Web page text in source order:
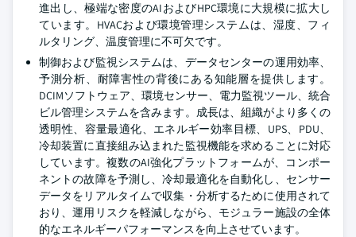
進出し、極端な密度のAIおよびHPC環境に大規模に拡大し
ています。HVACおよび環境管理システムは、湿度、フィ
ルタリング、温度管理に不可欠です。
制御および監視システムは、データセンターの運用効率、
予測分析、耐障害性の背後にある知能層を提供します。
DCIMソフトウェア、環境センサー、電力監視ツール、統合
ビル管理システムを含みます。成長は、組織がより多くの
透明性、容量最適化、エネルギー効率目標、UPS、PDU、
冷却装置に直接組み込まれた監視機能を求めることに対応
しています。複数のAI強化プラットフォームが、コンポー
ネントの故障を予測し、冷却最適化を自動化し、センサー
データをリアルタイムで収集・分析するために使用されて
おり、運用リスクを軽減しながら、モジュラー施設の全体
的なエネルギーパフォーマンスを向上させています。